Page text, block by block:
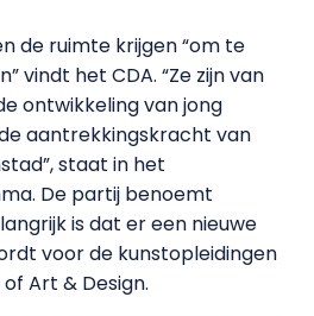
de ruimte krijgen “om te
vindt het CDA. “Ze zijn van
ontwikkeling van jong
aantrekkingskracht van
staat in het
De partij benoemt
is dat er een nieuwe
voor de kunstopleidingen
Art & Design.